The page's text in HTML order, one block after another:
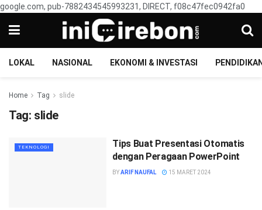
google.com, pub-7882434545993231, DIRECT, f08c47fec0942fa0
LOKAL NASIONAL EKONOMI & INVESTASI
Home Tag slide
Tag: slide
TEKNOLOGI
Tips Buat Presentasi Otomatis
dengan Peragaan PowerPoint
BYARIF NAUFAL 15 MARET 2024